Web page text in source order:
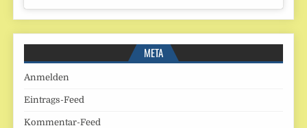
META
Anmelden
Eintrags-Feed
Kommentar-Feed